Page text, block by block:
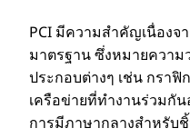
PCI มีความสําคัญเนื่องจ
มาตรฐาน ซึ่งหมายความ
ประกอบต่างๆ เช่น กราฟิ
เครือข่ายที่ทํางานร่วมกั
การมีภาษากลางสําหรั